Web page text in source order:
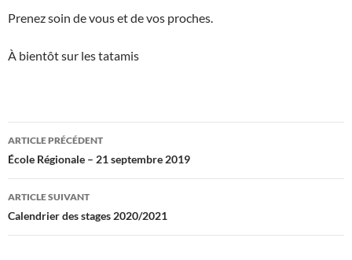
Prenez soin de vous et de vos proches.
À bientôt sur les tatamis
Navigation
des
articles
ARTICLE PRÉCÉDENT
École Régionale – 21 septembre 2019
ARTICLE SUIVANT
Calendrier des stages 2020/2021